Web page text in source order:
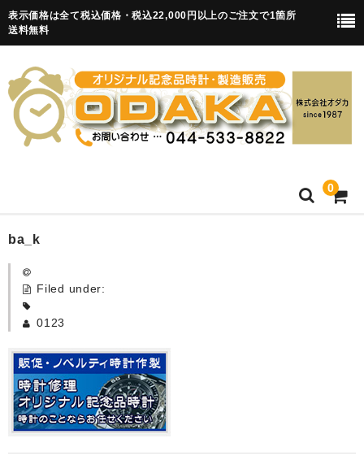
表示価格は全て税込価格・税込22,000円以上のご注文で1箇所
送料無料
0
HOME
卒園記念品
カード付フォトフレームクロック(集合)
目覚まし時計(集合＋個別)
ba_k
Filed under:
0123